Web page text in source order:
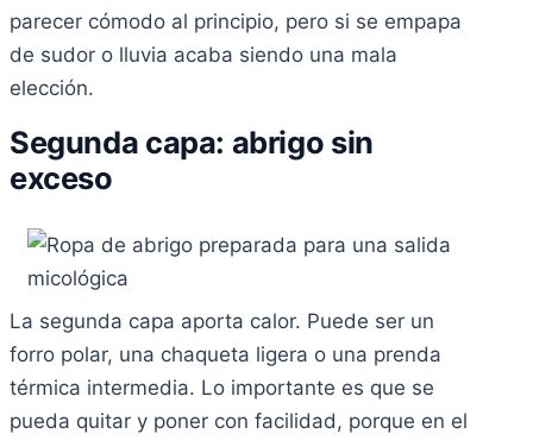
parecer cómodo al principio, pero si se empapa
de sudor o lluvia acaba siendo una mala
elección.
Segunda capa: abrigo sin
exceso
La segunda capa aporta calor. Puede ser un
forro polar, una chaqueta ligera o una prenda
térmica intermedia. Lo importante es que se
pueda quitar y poner con facilidad, porque en el